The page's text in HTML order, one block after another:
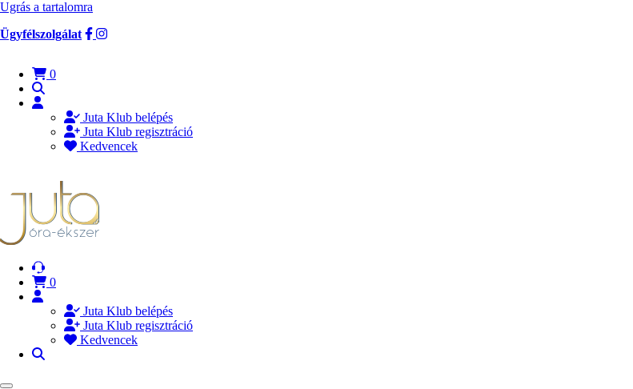
Ugrás a tartalomra
Ügyfélszolgálat
0
Juta Klub belépés
Juta Klub regisztráció
Kedvencek
0
Juta Klub belépés
Juta Klub regisztráció
Kedvencek